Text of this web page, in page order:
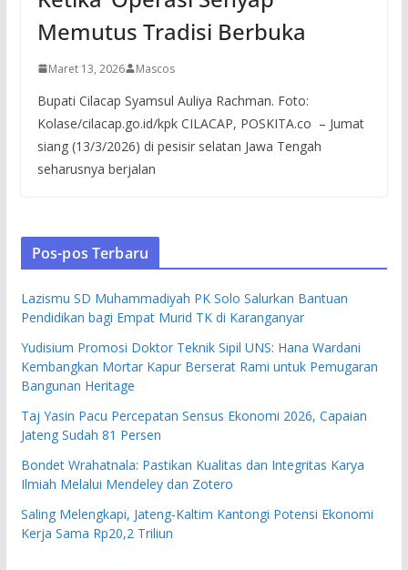
Memutus Tradisi Berbuka
Maret 13, 2026 Mascos
Bupati Cilacap Syamsul Auliya Rachman. Foto:
Kolase/cilacap.go.id/kpk CILACAP, POSKITA.co – Jumat
siang (13/3/2026) di pesisir selatan Jawa Tengah
seharusnya berjalan
Pos-pos Terbaru
Lazismu SD Muhammadiyah PK Solo Salurkan Bantuan
Pendidikan bagi Empat Murid TK di Karanganyar
Yudisium Promosi Doktor Teknik Sipil UNS: Hana Wardani
Kembangkan Mortar Kapur Berserat Rami untuk Pemugaran
Bangunan Heritage
Taj Yasin Pacu Percepatan Sensus Ekonomi 2026, Capaian
Jateng Sudah 81 Persen
Bondet Wrahatnala: Pastikan Kualitas dan Integritas Karya
Ilmiah Melalui Mendeley dan Zotero
Saling Melengkapi, Jateng-Kaltim Kantongi Potensi Ekonomi
Kerja Sama Rp20,2 Triliun